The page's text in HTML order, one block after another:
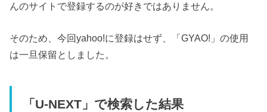
んのサイトで登録するのが好きではありません。
そのため、今回yahoo!に登録はせず、「GYAO!」の使用
は一旦保留としました。
「U-NEXT」で検索した結果